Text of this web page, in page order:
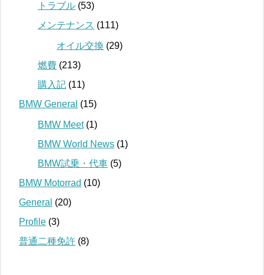
トラブル (53)
メンテナンス (111)
オイル交換 (29)
燃費 (213)
購入記 (11)
BMW General (15)
BMW Meet(1)
BMW World News (1)
BMW試乗・代車 (5)
BMW Motorrad (10)
General (20)
Profile (3)
普通二種免許 (8)